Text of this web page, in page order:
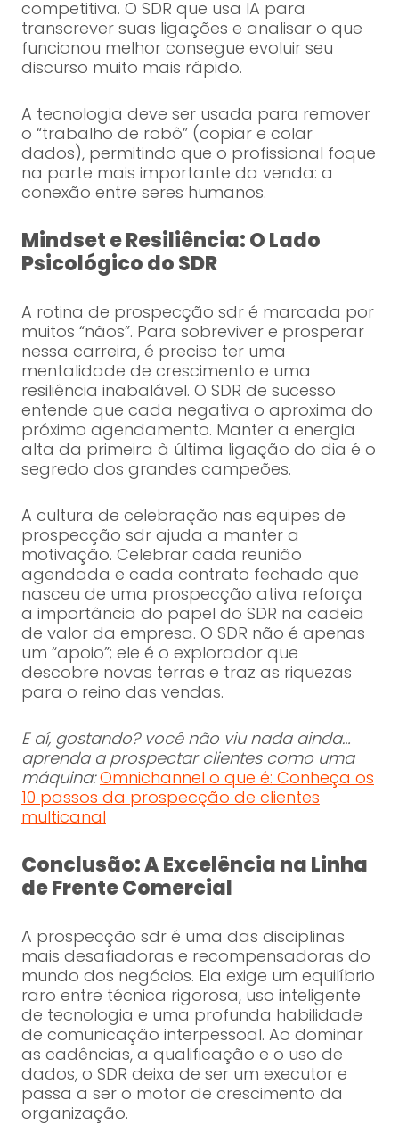
competitiva. O SDR que usa IA para
transcrever suas ligações e analisar o que
funcionou melhor consegue evoluir seu
discurso muito mais rápido.
A tecnologia deve ser usada para remover
o “trabalho de robô” (copiar e colar
dados), permitindo que o profissional foque
na parte mais importante da venda: a
conexão entre seres humanos.
Mindset e Resiliência: O Lado
Psicológico do SDR
A rotina de prospecção sdr é marcada por
muitos “nãos”. Para sobreviver e prosperar
nessa carreira, é preciso ter uma
mentalidade de crescimento e uma
resiliência inabalável. O SDR de sucesso
entende que cada negativa o aproxima do
próximo agendamento. Manter a energia
alta da primeira à última ligação do dia é o
segredo dos grandes campeões.
A cultura de celebração nas equipes de
prospecção sdr ajuda a manter a
motivação. Celebrar cada reunião
agendada e cada contrato fechado que
nasceu de uma prospecção ativa reforça
a importância do papel do SDR na cadeia
de valor da empresa. O SDR não é apenas
um “apoio”; ele é o explorador que
descobre novas terras e traz as riquezas
para o reino das vendas.
E aí, gostando? você não viu nada ainda…
aprenda a prospectar clientes como uma
máquina:Omnichannel o que é: Conheça os
10 passos da prospecção de clientes
multicanal
Conclusão: A Excelência na Linha
de Frente Comercial
A prospecção sdr é uma das disciplinas
mais desafiadoras e recompensadoras do
mundo dos negócios. Ela exige um equilíbrio
raro entre técnica rigorosa, uso inteligente
de tecnologia e uma profunda habilidade
de comunicação interpessoal. Ao dominar
as cadências, a qualificação e o uso de
dados, o SDR deixa de ser um executor e
passa a ser o motor de crescimento da
organização.